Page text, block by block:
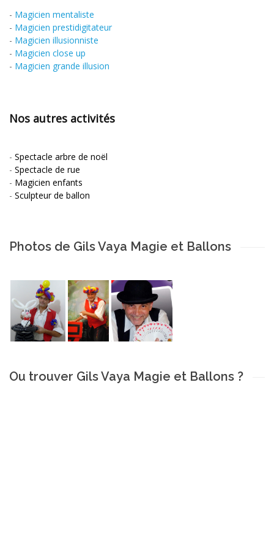
- Magicien mentaliste
- Magicien prestidigitateur
- Magicien illusionniste
- Magicien close up
- Magicien grande illusion
Nos autres activités
- Spectacle arbre de noël
- Spectacle de rue
- Magicien enfants
- Sculpteur de ballon
Photos de Gils Vaya Magie et Ballons
Ou trouver Gils Vaya Magie et Ballons ?